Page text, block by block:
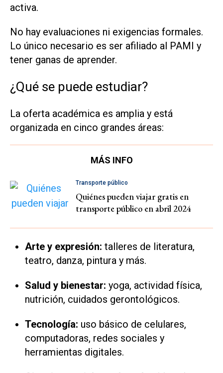
activa.
No hay evaluaciones ni exigencias formales.
Lo único necesario es ser afiliado al PAMI y
tener ganas de aprender.
¿Qué se puede estudiar?
La oferta académica es amplia y está
organizada en cinco grandes áreas:
MÁS INFO
Transporte público
Quiénes pueden viajar gratis en
transporte público en abril 2024
Arte y expresión: talleres de literatura,
teatro, danza, pintura y más.
Salud y bienestar: yoga, actividad física,
nutrición, cuidados gerontológicos.
Tecnología: uso básico de celulares,
computadoras, redes sociales y
herramientas digitales.